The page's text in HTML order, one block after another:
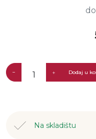
Na skladištu
Dodaj u